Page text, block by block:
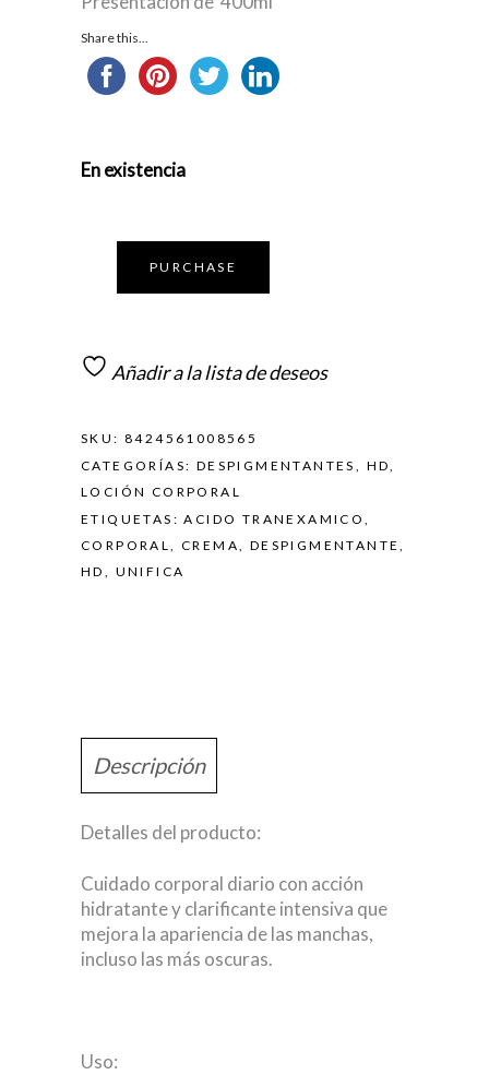
Share this...
En existencia
PURCHASE
Añadir a la lista de deseos
SKU: 8424561008565
CATEGORÍAS: DESPIGMENTANTES , HD,
LOCIÓN CORPORAL
ETIQUETAS:ACIDO TRANEXAMICO,
CORPORAL,CREMA, DESPIGMENTANTE,
HD , UNIFICA
Descripción
Detalles del producto:
Cuidado corporal diario con acción
hidratante y clarificante intensiva que
mejora la apariencia de las manchas,
incluso las más oscuras.
Uso: